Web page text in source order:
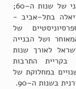
הסטרוקטורליזם הניסיוני של שנות ה–60;
בתל–אביב -
של
ושל הבנייה
לאורך שנות
וכלה בקריית התרבות
במחלוקת של
בשנות ה–90.